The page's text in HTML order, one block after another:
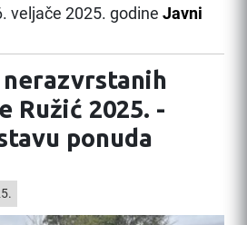
veljače 2025. godine Javni
Ružić 2025. -
ponuda